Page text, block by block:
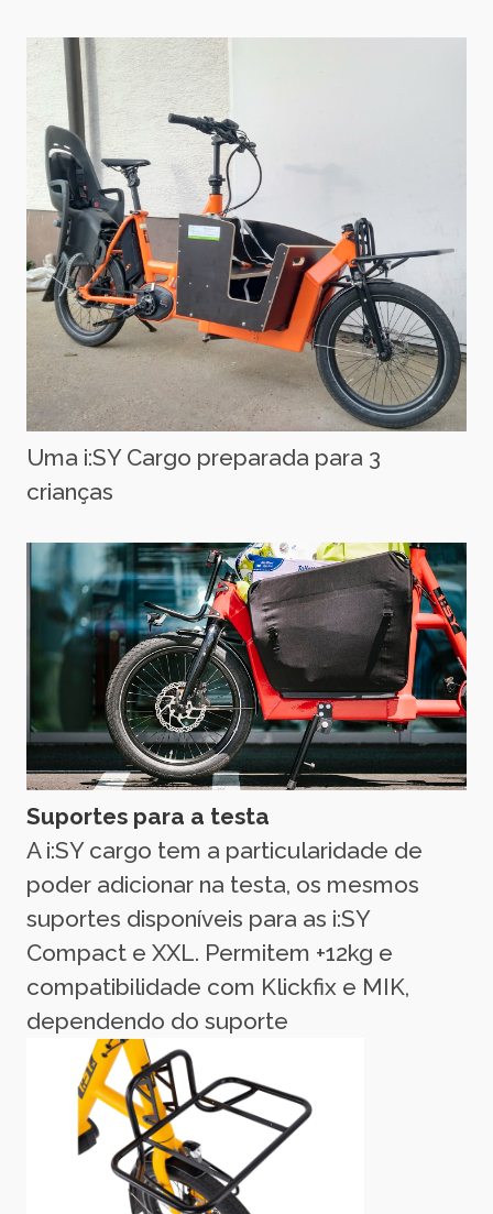
Uma i:SY Cargo preparada para 3
crianças
Suportes para a testa
A i:SY cargo tem a particularidade de
poder adicionar na testa, os mesmos
suportes disponíveis para as i:SY
Compact e XXL. Permitem +12kg e
compatibilidade com Klickfix e MIK,
dependendo do suporte